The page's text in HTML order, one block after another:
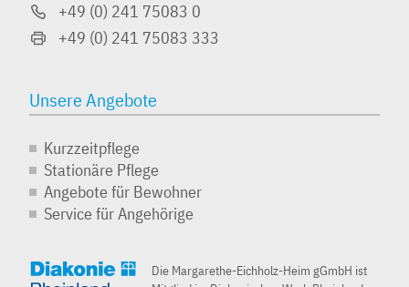
+49 (0) 241­ 75083 0
+49 (0) 241 75083 333
Unsere Angebote
Kurzzeitpflege
Stationäre Pflege
Angebote für Bewohner
Service für Angehörige
Die Margarethe-Eichholz-Heim gGmbH ist